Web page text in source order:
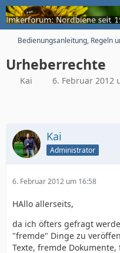
Bedienungsanleitung, Regeln
Urheberrechte
Kai 6. Februar 2012
Kai
Administrator
6. Februar 2012 um 16:58
HAllo allerseits,
da ich öfters gefragt
"fremde" Dinge zu
Texte, fremde